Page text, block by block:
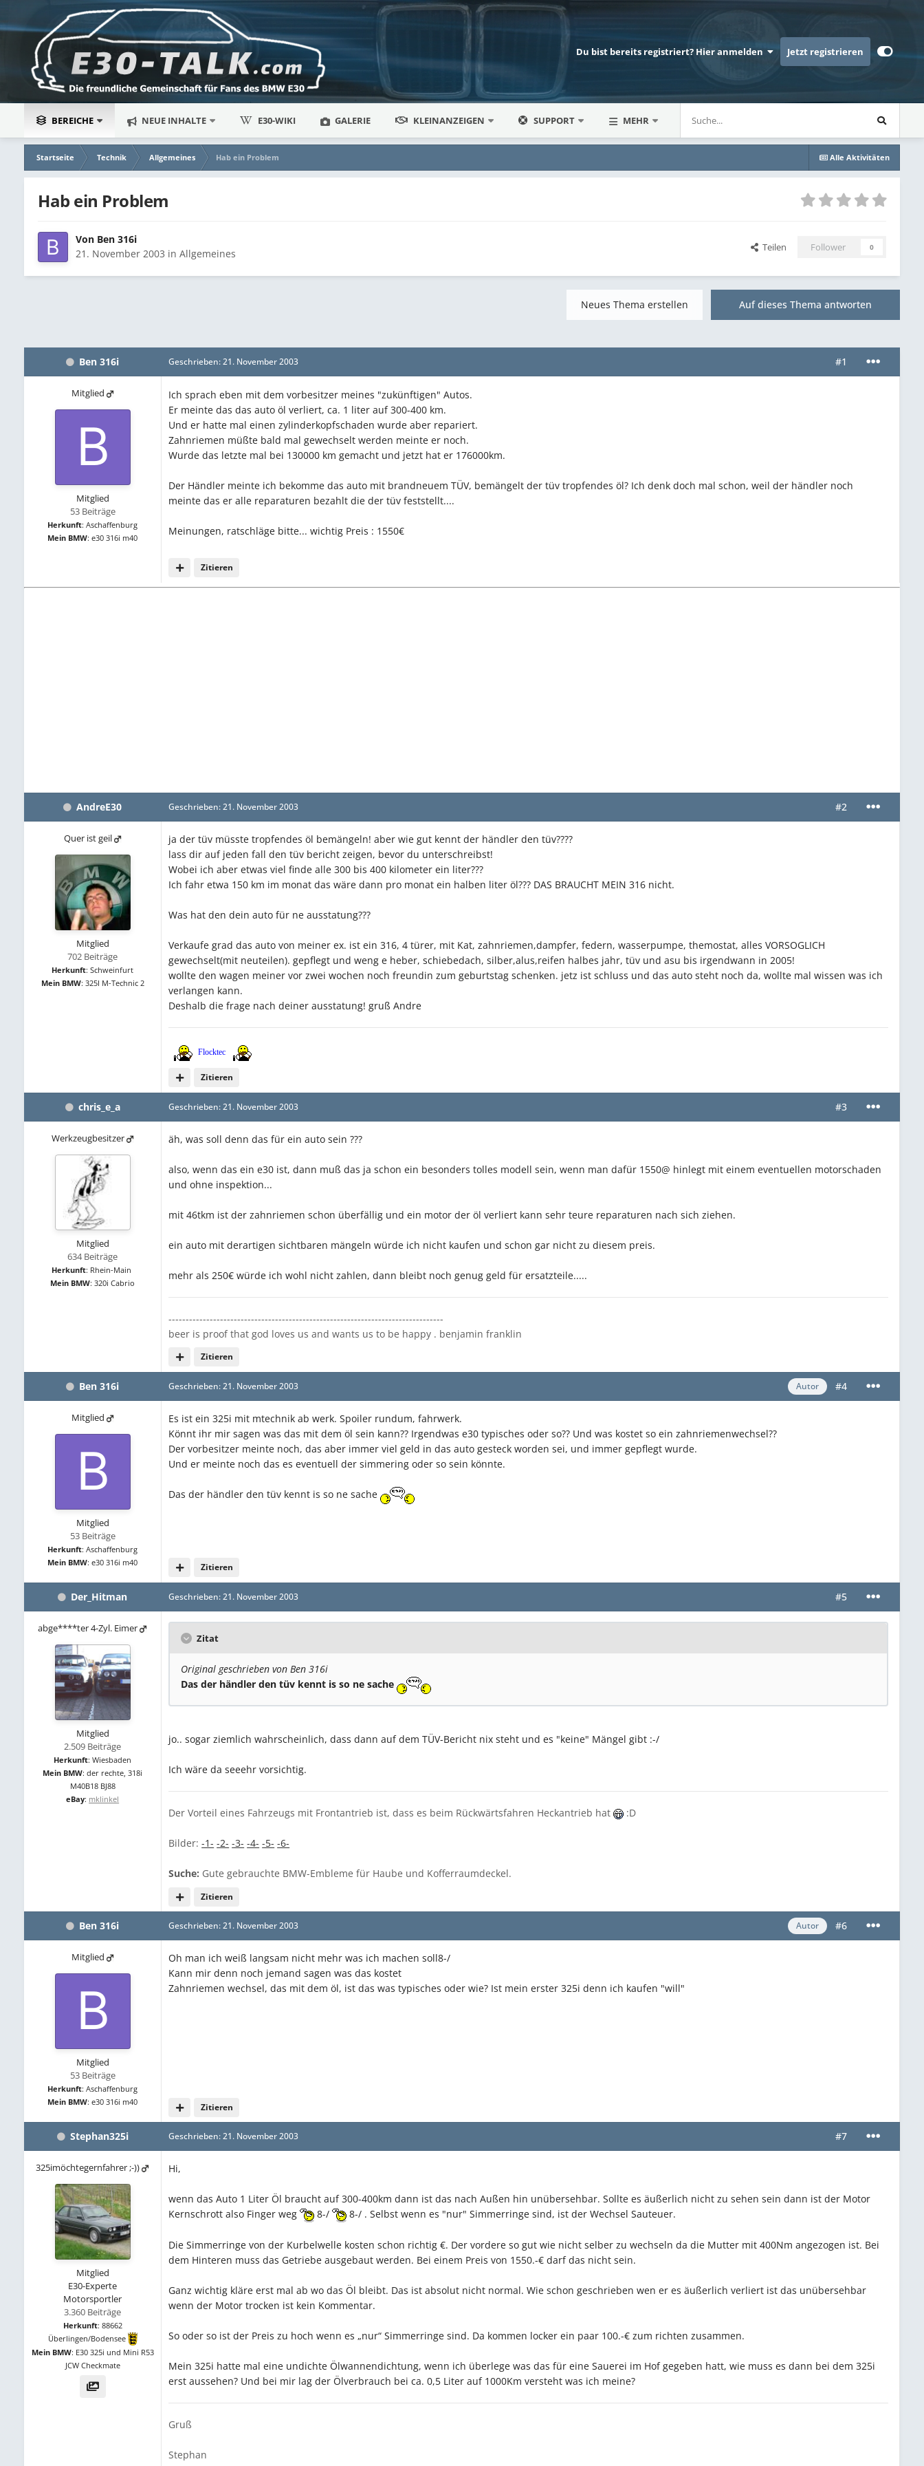
Du bist bereits registriert? Hier anmelden Jetzt registrieren
BEREICHE NEUE INHALTE E30-WIKI GALERIE KLEINANZEIGEN SUPPORT MEHR
Alle Aktivitäten
Startseite Technik Allgemeines Hab ein Problem
Hab ein Problem
Von Ben 316i
21. November 2003 inAllgemeines Teilen Follower 0
Auf dieses Thema antworten
Neues Thema erstellen
Ben 316i
Mitglied
Mitglied
53 Beiträge
Herkunft: Aschaffenburg
Mein BMW: e30 316i m40
#1
Geschrieben:21. November 2003
Ich sprach eben mit dem vorbesitzer meines "zukünftigen" Autos.
Er meinte das das auto öl verliert, ca. 1 liter auf 300-400 km.
Und er hatte mal einen zylinderkopfschaden wurde aber repariert.
Zahnriemen müßte bald mal gewechselt werden meinte er noch.
Wurde das letzte mal bei 130000 km gemacht und jetzt hat er 176000km.
Der Händler meinte ich bekomme das auto mit brandneuem TÜV, bemängelt der tüv tropfendes öl? Ich denk doch mal schon, weil der händler noch
meinte das er alle reparaturen bezahlt die der tüv feststellt....
Meinungen, ratschläge bitte... wichtig Preis : 1550€
Zitieren
AndreE30
Quer ist geil
Mitglied
702 Beiträge
Herkunft: Schweinfurt
Mein BMW: 325I M-Technic 2
#2
Geschrieben:21. November 2003
ja der tüv müsste tropfendes öl bemängeln! aber wie gut kennt der händler den tüv????
lass dir auf jeden fall den tüv bericht zeigen, bevor du unterschreibst!
Wobei ich aber etwas viel finde alle 300 bis 400 kilometer ein liter???
Ich fahr etwa 150 km im monat das wäre dann pro monat ein halben liter öl??? DAS BRAUCHT MEIN 316 nicht.
Was hat den dein auto für ne ausstatung???
Verkaufe grad das auto von meiner ex. ist ein 316, 4 türer, mit Kat, zahnriemen,dampfer, federn, wasserpumpe, themostat, alles VORSOGLICH
gewechselt(mit neuteilen). gepflegt und weng e heber, schiebedach, silber,alus,reifen halbes jahr, tüv und asu bis irgendwann in 2005!
wollte den wagen meiner vor zwei wochen noch freundin zum geburtstag schenken. jetz ist schluss und das auto steht noch da, wollte mal wissen was ich
verlangen kann.
Deshalb die frage nach deiner ausstatung! gruß Andre
Zitieren
Flocktec
chris_e_a
Werkzeugbesitzer
Mitglied
634 Beiträge
Herkunft: Rhein-Main
Mein BMW: 320i Cabrio
#3
Geschrieben:21. November 2003
äh, was soll denn das für ein auto sein ???
also, wenn das ein e30 ist, dann muß das ja schon ein besonders tolles modell sein, wenn man dafür 1550@ hinlegt mit einem eventuellen motorschaden
und ohne inspektion...
mit 46tkm ist der zahnriemen schon überfällig und ein motor der öl verliert kann sehr teure reparaturen nach sich ziehen.
ein auto mit derartigen sichtbaren mängeln würde ich nicht kaufen und schon gar nicht zu diesem preis.
mehr als 250€ würde ich wohl nicht zahlen, dann bleibt noch genug geld für ersatzteile.....
Zitieren
--------------------------------------------------------------------------------
beer is proof that god loves us and wants us to be happy . benjamin franklin
Ben 316i
Mitglied
Mitglied
53 Beiträge
Herkunft: Aschaffenburg
Mein BMW: e30 316i m40
Autor #4
Geschrieben:21. November 2003
Es ist ein 325i mit mtechnik ab werk. Spoiler rundum, fahrwerk.
Könnt ihr mir sagen was das mit dem öl sein kann?? Irgendwas e30 typisches oder so?? Und was kostet so ein zahnriemenwechsel??
Der vorbesitzer meinte noch, das aber immer viel geld in das auto gesteck worden sei, und immer gepflegt wurde.
Und er meinte noch das es eventuell der simmering oder so sein könnte.
Das der händler den tüv kennt is so ne sache
Zitieren
Der_Hitman
abge****ter 4-Zyl. Eimer
Mitglied
2.509 Beiträge
Herkunft: Wiesbaden
Mein BMW: der rechte, 318i
M40B18 BJ88
eBay: mklinkel
#5
Geschrieben:21. November 2003
Zitat
Original geschrieben von Ben 316i
Das der händler den tüv kennt is so ne sache
jo.. sogar ziemlich wahrscheinlich, dass dann auf dem TÜV-Bericht nix steht und es "keine" Mängel gibt :-/
Ich wäre da seeehr vorsichtig.
Zitieren
Der Vorteil eines Fahrzeugs mit Frontantrieb ist, dass es beim Rückwärtsfahren Heckantrieb hat :D
Bilder:-1- -2- -3- -4- -5- -6-
Suche: Gute gebrauchte BMW-Embleme für Haube und Kofferraumdeckel.
Ben 316i
Mitglied
Mitglied
53 Beiträge
Herkunft: Aschaffenburg
Mein BMW: e30 316i m40
Autor #6
Geschrieben:21. November 2003
Oh man ich weiß langsam nicht mehr was ich machen soll8-/
Kann mir denn noch jemand sagen was das kostet
Zahnriemen wechsel, das mit dem öl, ist das was typisches oder wie? Ist mein erster 325i denn ich kaufen "will"
Zitieren
Stephan325i
325imöchtegernfahrer ;-))
Mitglied
E30-Experte
Motorsportler
3.360 Beiträge
Herkunft: 88662
Überlingen/Bodensee
Mein BMW: E30 325i und Mini R53
JCW Checkmate
#7
Geschrieben:21. November 2003
Hi,
wenn das Auto 1 Liter Öl braucht auf 300-400km dann ist das nach Außen hin unübersehbar. Sollte es äußerlich nicht zu sehen sein dann ist der Motor
Kernschrott also Finger weg
8-/ 8-/ . Selbst wenn es "nur" Simmerringe sind, ist der Wechsel Sauteuer.
Die Simmerringe von der Kurbelwelle kosten schon richtig €. Der vordere so gut wie nicht selber zu wechseln da die Mutter mit 400Nm angezogen ist. Bei
dem Hinteren muss das Getriebe ausgebaut werden. Bei einem Preis von 1550.-€ darf das nicht sein.
Ganz wichtig kläre erst mal ab wo das Öl bleibt. Das ist absolut nicht normal. Wie schon geschrieben wen er es äußerlich verliert ist das unübersehbar
wenn der Motor trocken ist kein Kommentar.
So oder so ist der Preis zu hoch wenn es „nur“ Simmerringe sind. Da kommen locker ein paar 100.-€ zum richten zusammen.
Mein 325i hatte mal eine undichte Ölwannendichtung, wenn ich überlege was das für eine Sauerei im Hof gegeben hatt, wie muss es dann bei dem 325i
erst aussehen? Und bei mir lag der Ölverbrauch bei ca. 0,5 Liter auf 1000Km versteht was ich meine?
Gruß
Stephan